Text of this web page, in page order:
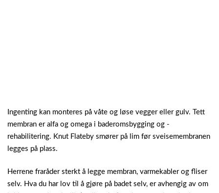
Ingenting kan monteres på våte og løse vegger eller gulv. Tett
membran er alfa og omega i baderomsbygging og -
rehabilitering. Knut Flateby smører på lim før sveisemembranen
legges på plass.
Herrene fraråder sterkt å legge membran, varmekabler og fliser
selv. Hva du har lov til å gjøre på badet selv, er avhengig av om